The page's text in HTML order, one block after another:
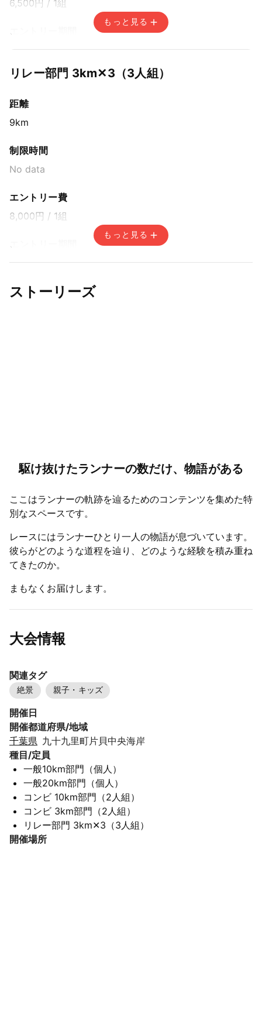
6,500円 / 1組
エントリー期間
先着方式
もっと見る
リレー部門 3km✕3（3人組）
距離
9km
制限時間
No data
エントリー費
8,000円 / 1組
エントリー期間
先着方式
もっと見る
ストーリーズ
駆け抜けたランナーの数だけ、物語がある
ここはランナーの軌跡を辿るためのコンテンツを集めた特
別なスペースです。
レースにはランナーひとり一人の物語が息づいています。
彼らがどのような道程を辿り、どのような経験を積み重ね
てきたのか。
まもなくお届けします。
大会情報
関連タグ
絶景 親子・キッズ
開催日
開催都道府県/地域
千葉県 九⼗九⾥町⽚⾙中央海岸
種目/定員
⼀般10km部⾨（個⼈）
⼀般20km部⾨（個⼈）
コンビ 10km部⾨（2⼈組）
コンビ 3km部⾨（2⼈組）
リレー部門 3km✕3（3人組）
開催場所